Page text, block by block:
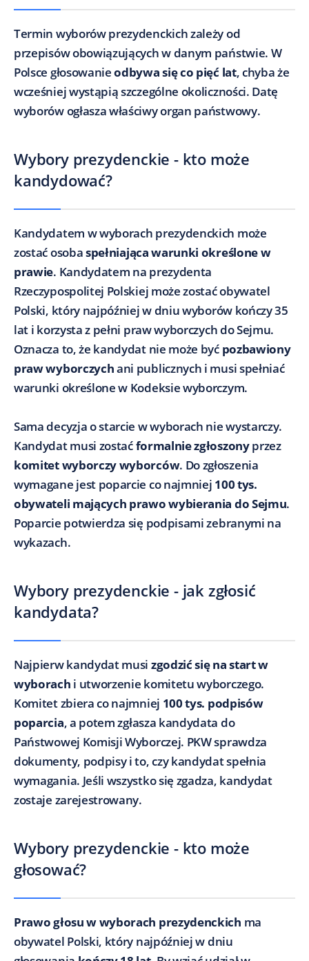
Termin wyborów prezydenckich zależy od
przepisów obowiązujących w danym państwie. W
Polsce głosowanieodbywa się co pięć lat, chyba że
wcześniej wystąpią szczególne okoliczności. Datę
wyborów ogłasza właściwy organ państwowy.
Wybory prezydenckie - kto może
kandydować?
Kandydatem w wyborach prezydenckich może
zostać osobaspełniająca warunki określone w
prawie. Kandydatem na prezydenta
Rzeczypospolitej Polskiej może zostać obywatel
Polski, który najpóźniej w dniu wyborów kończy 35
lat i korzysta z pełni praw wyborczych do Sejmu.
Oznacza to, że kandydat nie może być pozbawiony
praw wyborczychani publicznych i musi spełniać
warunki określone w Kodeksie wyborczym.
Sama decyzja o starcie w wyborach nie wystarczy.
Kandydat musi zostaćformalnie zgłoszonyprzez
komitet wyborczy wyborców. Do zgłoszenia
wymagane jest poparcie co najmniej 100 tys.
obywateli mających prawo wybierania do Sejmu.
Poparcie potwierdza się podpisami zebranymi na
wykazach.
Wybory prezydenckie - jak zgłosić
kandydata?
Najpierw kandydat musi zgodzić się na start w
wyborach i utworzenie komitetu wyborczego.
Komitet zbiera co najmniej 100 tys. podpisów
poparcia, a potem zgłasza kandydata do
Państwowej Komisji Wyborczej. PKW sprawdza
dokumenty, podpisy i to, czy kandydat spełnia
wymagania. Jeśli wszystko się zgadza, kandydat
zostaje zarejestrowany.
Wybory prezydenckie - kto może
głosować?
Prawo głosu w wyborach prezydenckich ma
obywatel Polski, który najpóźniej w dniu